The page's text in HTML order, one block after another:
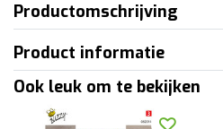
Productomschrijving
Product informatie
Ook leuk om te bekijken